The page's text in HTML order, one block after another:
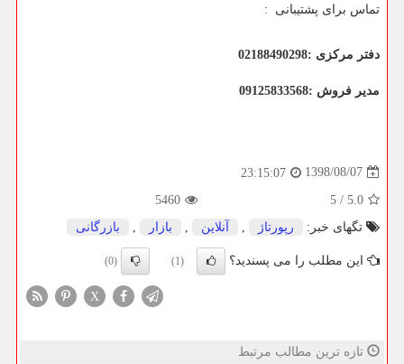
تماس برای پشتیبانی :
دفتر مرکزی :02188490298
مدیر فروش :09125833568
1398/08/07
23:15:07
5.0
/
5
5460
تگهای خبر:
رپورتاژ آنلاین بازار بازرگانی
این مطلب را می پسندید؟ (1)
(0)
X
تازه ترین مطالب مرتبط